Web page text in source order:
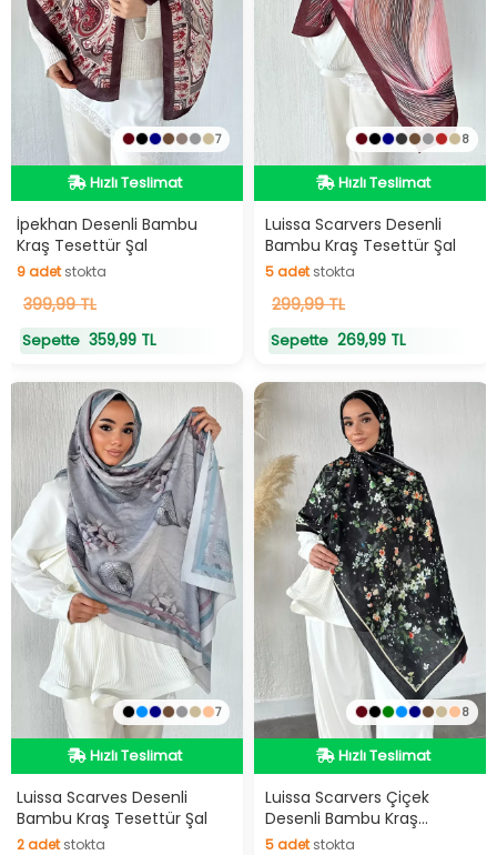
7
Hızlı Teslimat
Hızlı Teslimat
İpekhan Desenli Bambu
Kraş Tesettür Şal
9adetstokta
9adetstokta
399,99 TL
Sepette 359,99 TL
8
Hızlı Teslimat
Hızlı Teslimat
Luissa Scarvers Desenli
Bambu Kraş Tesettür Şal
5adetstokta
5adetstokta
299,99 TL
Sepette 269,99 TL
7
Hızlı Teslimat
Hızlı Teslimat
Luissa Scarves Desenli
Bambu Kraş Tesettür Şal
2adetstokta
8
Hızlı Teslimat
Hızlı Teslimat
Luissa Scarvers Çiçek
Desenli Bambu Kraş
Tesettür Şal
5adetstokta